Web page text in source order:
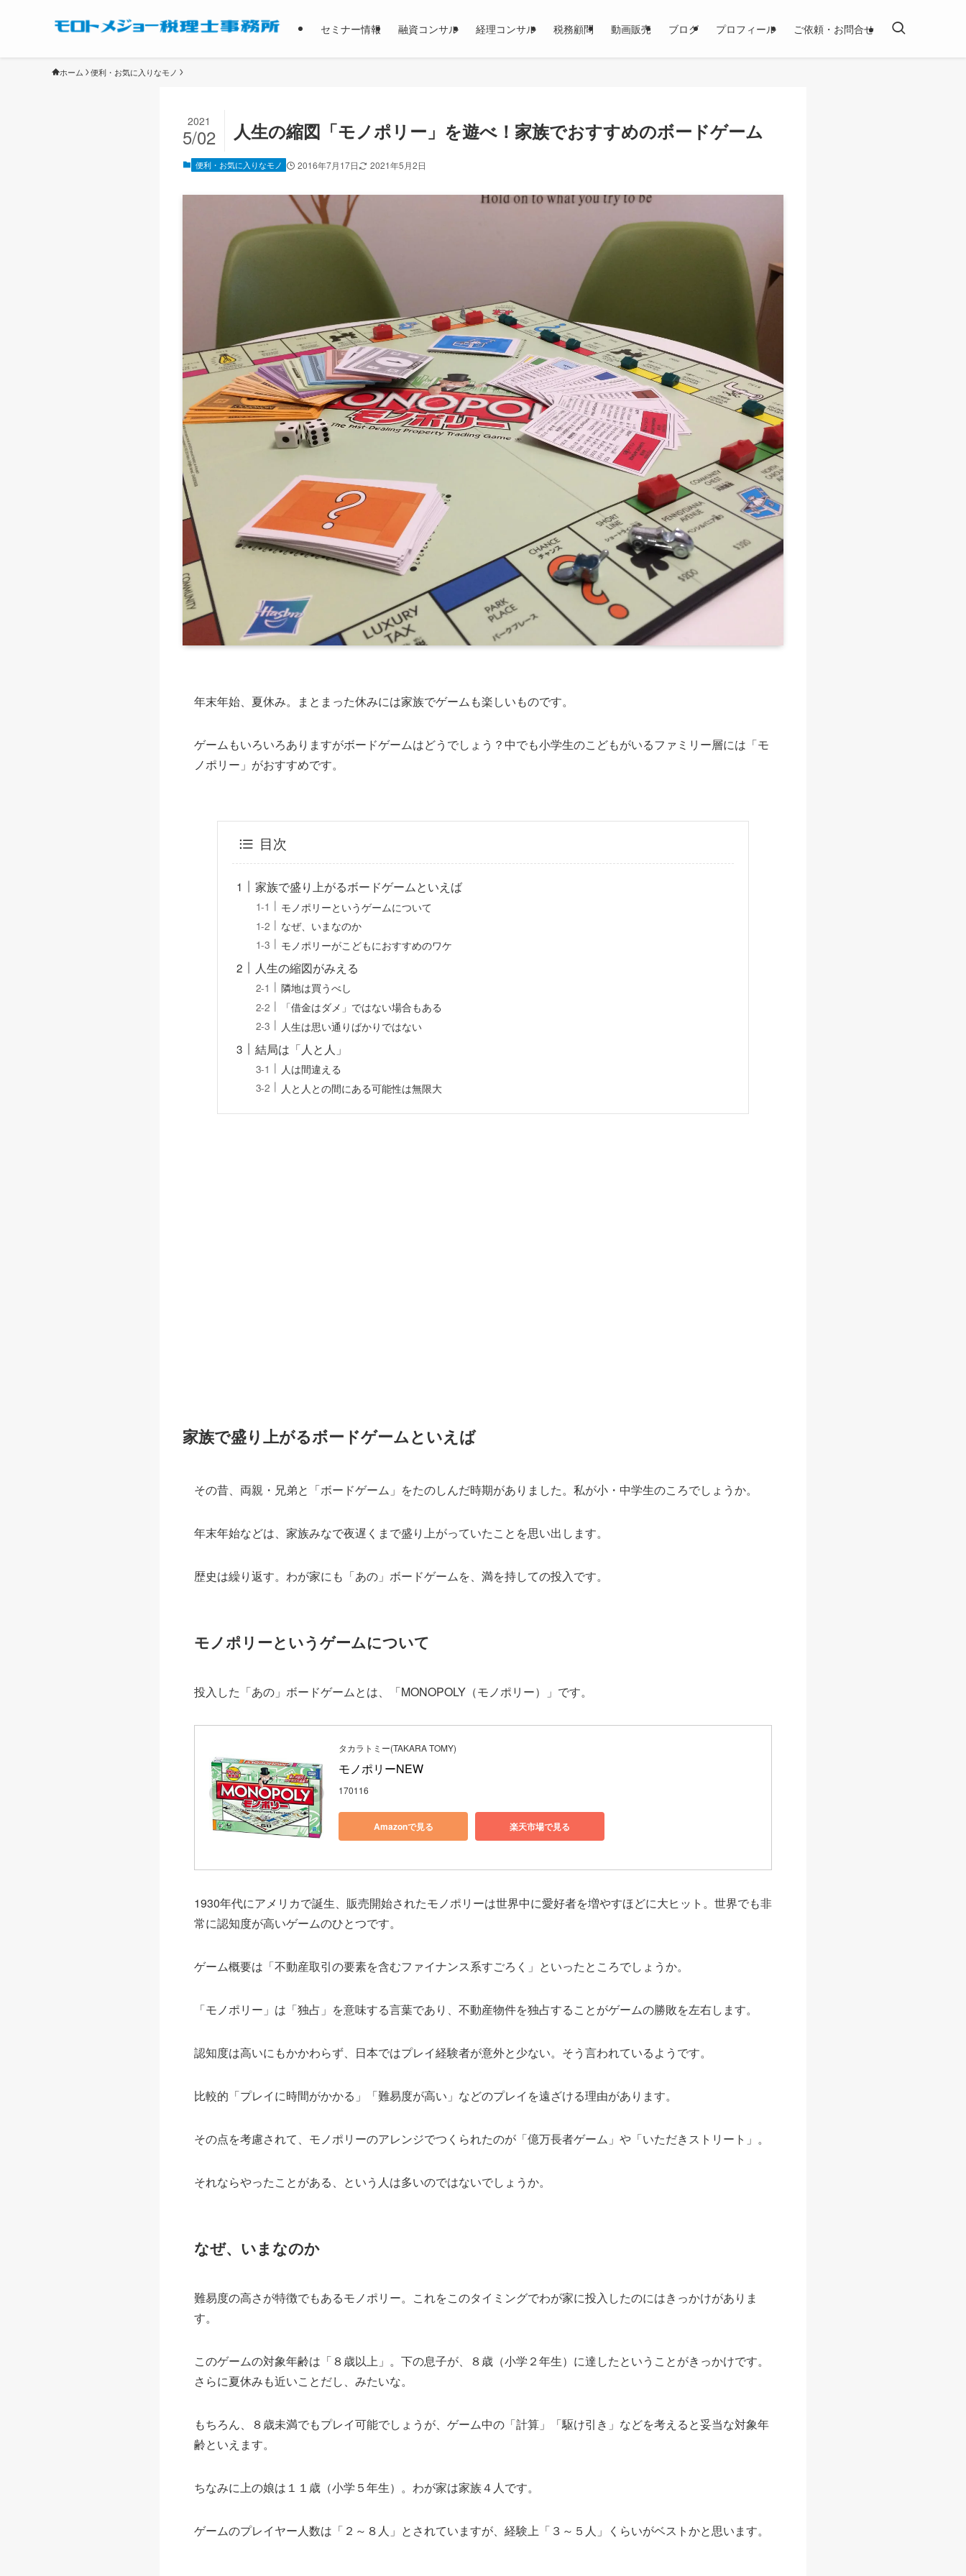
セミナー情報 融資コンサル 経理コンサル 税務顧問 動画販売 ブログ プロフィール ご依頼・お問合せ
ホーム 便利・お気に入りなモノ
人生の縮図「モノポリー」を遊べ！家族でおすすめのボードゲーム
2021
5/02
便利・お気に入りなモノ 2016年7月17日 2021年5月2日
年末年始、夏休み。まとまった休みには家族でゲームも楽しいものです。
ゲームもいろいろありますがボードゲームはどうでしょう？中でも小学生のこどもがいるファミリー層には「モ
ノポリー」がおすすめです。
目次
家族で盛り上がるボードゲームといえば
モノポリーというゲームについて
なぜ、いまなのか
モノポリーがこどもにおすすめのワケ
人生の縮図がみえる
隣地は買うべし
「借金はダメ」ではない場合もある
人生は思い通りばかりではない
結局は「人と人」
人は間違える
人と人との間にある可能性は無限大
家族で盛り上がるボードゲームといえば
その昔、両親・兄弟と「ボードゲーム」をたのしんだ時期がありました。私が小・中学生のころでしょうか。
年末年始などは、家族みなで夜遅くまで盛り上がっていたことを思い出します。
歴史は繰り返す。わが家にも「あの」ボードゲームを、満を持しての投入です。
モノポリーというゲームについて
投入した「あの」ボードゲームとは、「MONOPOLY（モノポリー）」です。
タカラトミー(TAKARA TOMY)
モノポリーNEW
170116
Amazonで見る 楽天市場で見る
1930年代にアメリカで誕生、販売開始されたモノポリーは世界中に愛好者を増やすほどに大ヒット。世界でも非
常に認知度が高いゲームのひとつです。
ゲーム概要は「不動産取引の要素を含むファイナンス系すごろく」といったところでしょうか。
「モノポリー」は「独占」を意味する言葉であり、不動産物件を独占することがゲームの勝敗を左右します。
認知度は高いにもかかわらず、日本ではプレイ経験者が意外と少ない。そう言われているようです。
比較的「プレイに時間がかかる」「難易度が高い」などのプレイを遠ざける理由があります。
その点を考慮されて、モノポリーのアレンジでつくられたのが「億万長者ゲーム」や「いただきストリート」。
それならやったことがある、という人は多いのではないでしょうか。
なぜ、いまなのか
難易度の高さが特徴でもあるモノポリー。これをこのタイミングでわが家に投入したのにはきっかけがありま
す。
このゲームの対象年齢は「８歳以上」。下の息子が、８歳（小学２年生）に達したということがきっかけです。
さらに夏休みも近いことだし、みたいな。
もちろん、８歳未満でもプレイ可能でしょうが、ゲーム中の「計算」「駆け引き」などを考えると妥当な対象年
齢といえます。
ちなみに上の娘は１１歳（小学５年生）。わが家は家族４人です。
ゲームのプレイヤー人数は「２～８人」とされていますが、経験上「３～５人」くらいがベストかと思います。